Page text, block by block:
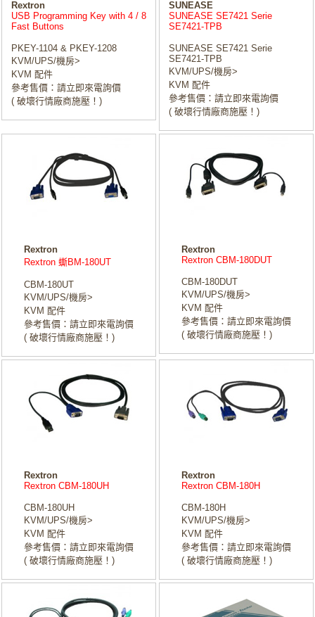
Rextron
USB Programming Key with 4 / 8
Fast Buttons
PKEY-1104 & PKEY-1208
KVM/UPS/機房>
KVM 配件
參考售價：請立即來電詢價
( 破壞行情廠商施壓！)
SUNEASE
SUNEASE SE7421 Serie
SE7421-TPB
SUNEASE SE7421 Serie
SE7421-TPB
KVM/UPS/機房>
KVM 配件
參考售價：請立即來電詢價
( 破壞行情廠商施壓！)
Rextron
Rextron 蟖BM-180UT
CBM-180UT
KVM/UPS/機房>
KVM 配件
參考售價：請立即來電詢價
( 破壞行情廠商施壓！)
Rextron
Rextron CBM-180DUT
CBM-180DUT
KVM/UPS/機房>
KVM 配件
參考售價：請立即來電詢價
( 破壞行情廠商施壓！)
Rextron
Rextron CBM-180UH
CBM-180UH
KVM/UPS/機房>
KVM 配件
參考售價：請立即來電詢價
( 破壞行情廠商施壓！)
Rextron
Rextron CBM-180H
CBM-180H
KVM/UPS/機房>
KVM 配件
參考售價：請立即來電詢價
( 破壞行情廠商施壓！)